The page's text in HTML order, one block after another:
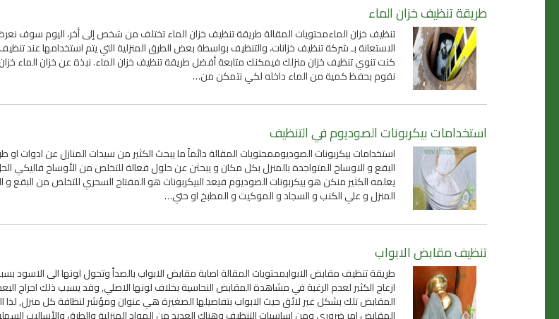
طريقة تنظيف خزان الماء
تنظيف خزان الماءمحتويات المقالة طريقة تنظيف خزان الماء تختلف من شخص إلى أخر، اليوم سوف
الاستعانة بـ شركة تنظيف خزانات، والتنظيف بواسطة بعض الطرق المنزلية التي يتم استخدامها عند تنظيف
كنت تنوي تنظيف خزان منزلك فيمكنك متابعة أفضل طريقة تنظيف خزان الماء. نبذة عن خزان الماء خزان
نقوم بحفظ كمية من الماء داخله لكي نتمكن من…
استخدامات بيكربونات الصوديوم في التنظيف
استخدامات بيكربونات الصوديوممحتويات المقالة دائماً ما يبحث الكثير من سيدات المنازل عن ادوات
البقع و الاوساخ المتواجدة بالمنزل بكل مكان و يبحثن عن حلول فعالة للتخلص من الأوساخ فاليكي
يعلمه الكثير منكن هو بيكربونات الصوديوم فيعد البيكربونات هو المفتاح السحري للتخلص من البقع و
المنزل و علي الكنب و السجاد و الموكيت و المطبخ او حتي…
تنظيف مقابض الابواب
طريقة تنظيف مقابض الابوابمحتويات المقالة اصابة مقابض الابواب بالصدأ وتحول لونها الى الاسود
ازعاج الكثير لعدم الرغبة في مشاهدة المقابض النحاسية بخلاف لونها الاصلي, وقد يسبب ذلك احراج
المقابض تلك بشكل غير لائق حيث الابواب بتفاصيلها الصغيرة هي عنوان ومؤشر لنظافة كل منزل,